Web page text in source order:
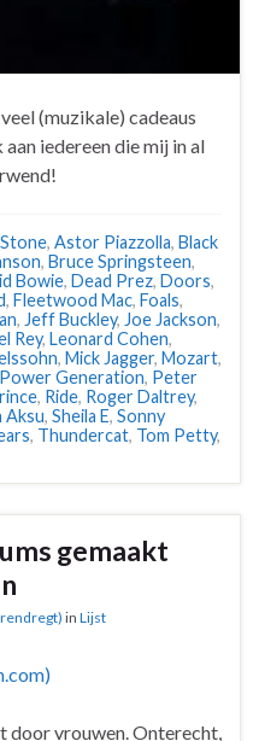
(muzikale) cadeaus
iedereen die mij in al
, Astor Piazzolla, Black
, Bruce Springsteen,
Bowie, Dead Prez, Doors,
, Fleetwood Mac, Foals,
, Jeff Buckley, Joe Jackson,
Rey, Leonard Cohen,
, Mick Jagger, Mozart,
Generation, Peter
, Ride, Roger Daltrey,
Aksu, Sheila E, Sonny
, Thundercat, Tom Petty,
gemaakt
in Lijst
door vrouwen. Onterecht,